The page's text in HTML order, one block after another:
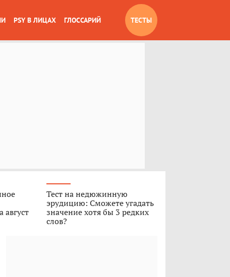
PSY В ЛИЦАХ ГЛОССАРИЙ ТЕСТЫ
август
Тест на недюжинную
эрудицию: Сможете угадать
значение хотя бы 3 редких
слов?